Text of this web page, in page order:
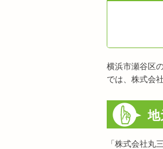
横浜市瀬谷区
では、株式会
地
「株式会社丸